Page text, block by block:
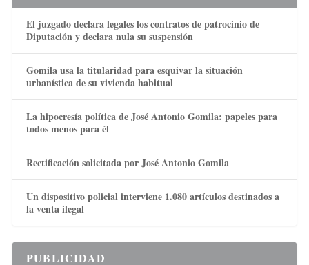
El juzgado declara legales los contratos de patrocinio de
Diputación y declara nula su suspensión
Gomila usa la titularidad para esquivar la situación
urbanística de su vivienda habitual
La hipocresía política de José Antonio Gomila: papeles para
todos menos para él
Rectificación solicitada por José Antonio Gomila
Un dispositivo policial interviene 1.080 artículos destinados a
la venta ilegal
PUBLICIDAD